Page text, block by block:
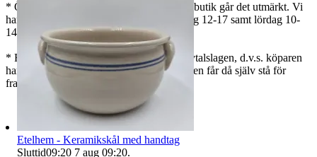
* Önskar ni avhämta varan / varorna i vår butik går det utmärkt. Vi
har normalt öppet torsdag 12-18 och fredag 12-17 samt lördag 10-
14.
* För varor köpta via nätet gäller distansavtalslagen, d.v.s. köparen
har 2 veckor på sig att ångra köpet. Köparen får då själv stå för
frakten.
Etelhem - Keramikskål med handtag
Sluttid09:20 7 aug 09:20.